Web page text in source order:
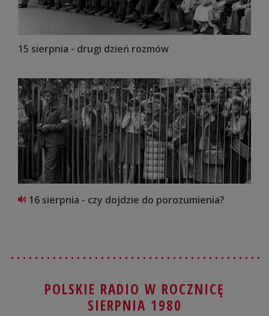
15 sierpnia - drugi dzień rozmów
16 sierpnia - czy dojdzie do porozumienia?
POLSKIE RADIO W ROCZNICĘ
SIERPNIA 1980